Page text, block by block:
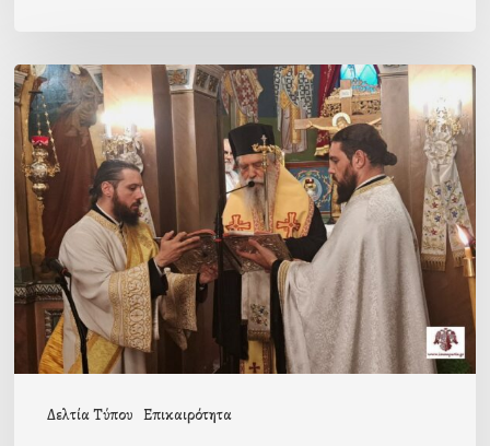
Δελτία Τύπου Επικαιρότητα
Ιερά
Παράκληση
στον
Ι.Ν.
Κοιμήσεως
της
Θεοτόκου
Μαγούλας